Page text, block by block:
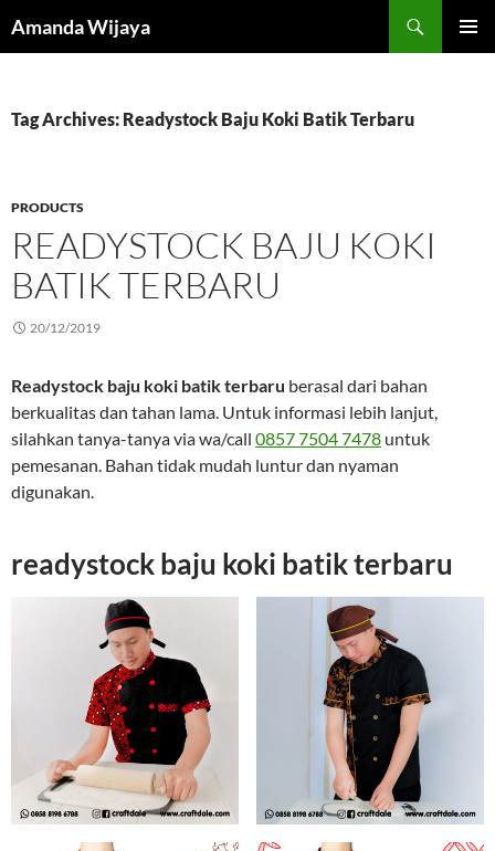
Amanda Wijaya
Tag Archives: Readystock Baju Koki Batik Terbaru
PRODUCTS
READYSTOCK BAJU KOKI
BATIK TERBARU
20/12/2019
Readystock baju koki batik terbaru berasal dari bahan
berkualitas dan tahan lama. Untuk informasi lebih lanjut,
silahkan tanya-tanya via wa/call 0857 7504 7478 untuk
pemesanan. Bahan tidak mudah luntur dan nyaman
digunakan.
readystock baju koki batik terbaru